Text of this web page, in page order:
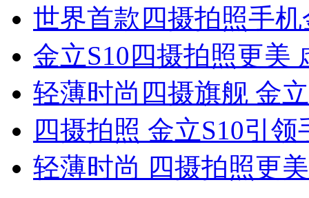
世界首款四摄拍照手
金立S10四摄拍照更美
轻薄时尚四摄旗舰 金
四摄拍照 金立S10引
轻薄时尚 四摄拍照更